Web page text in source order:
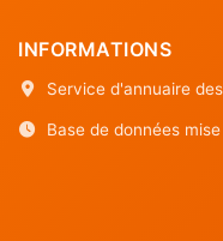
INFORMATIONS
Service d'annuaire
Base de données